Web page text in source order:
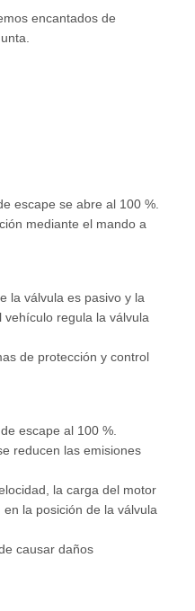
encantados de
escape se abre al 100 %.
mediante el mando a
la válvula es pasivo y la
regula la válvula
de protección y control
escape al 100 %.
reducen las emisiones
la carga del motor
la posición de la válvula
causar daños